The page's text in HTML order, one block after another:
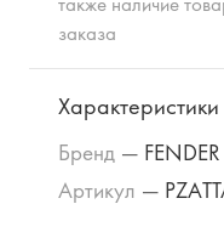
заказа
Характеристики
Бренд — FENDER
Артикул —